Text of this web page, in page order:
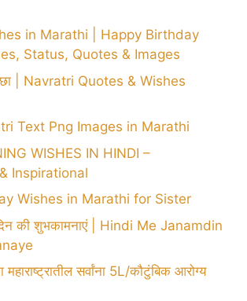
in Marathi | Happy Birthday
Status, Quotes & Images
| Navratri Quotes & Wishes
Text Png Images in Marathi
WISHES IN HINDI –
Inspirational
Wishes in Marathi for Sister
की शुभकामनाएं | Hindi Me Janamdin
सर्वांना 5L/कौटुंबिक आरोग्य